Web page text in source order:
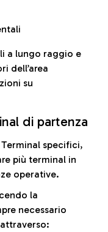
a lungo raggio e
dell’area
su
di partenza
specifici,
più terminal in
operative.
la
necessario